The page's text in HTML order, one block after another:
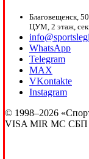
Благовещенск,
ЦУМ, 2 этаж,
WhatsApp
Telegram
MAX
VKontakte
Instagram
© 1998–2026
VISA MIR MC СБП